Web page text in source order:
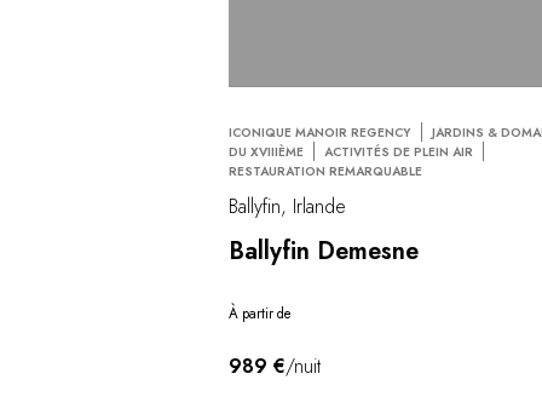
ICONIQUE MANOIR REGENCY
JARDINS &
DU XVIIIÈME
ACTIVITÉS DE PLEIN AIR
RESTAURATION REMARQUABLE
Ballyfin, Irlande
Ballyfin Demesne
À partir de
989 €/nuit